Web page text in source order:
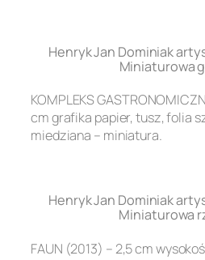
Henryk Jan Dominiak
Miniaturowa
KOMPLEKS
cm grafika papier, tusz, folia
miedziana – miniatura.
Henryk Jan Dominiak
Miniaturowa
FAUN (2013) – 2,5 cm